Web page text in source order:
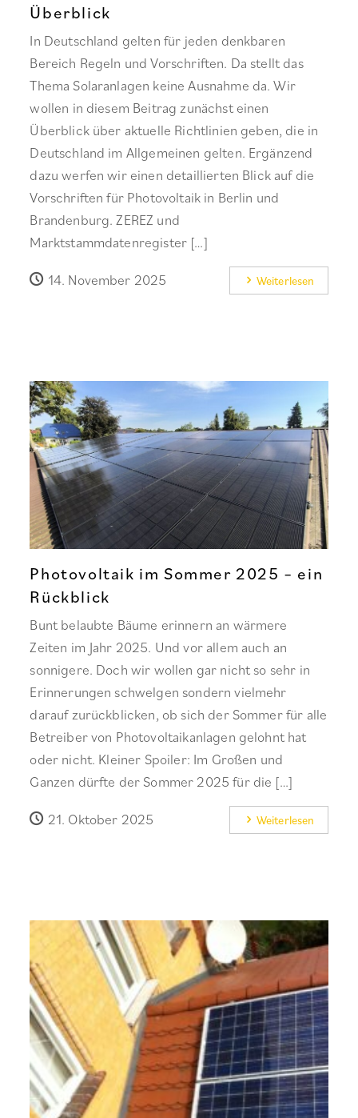
Überblick
In Deutschland gelten für jeden denkbaren
Bereich Regeln und Vorschriften. Da stellt das
Thema Solaranlagen keine Ausnahme da. Wir
wollen in diesem Beitrag zunächst einen
Überblick über aktuelle Richtlinien geben, die in
Deutschland im Allgemeinen gelten. Ergänzend
dazu werfen wir einen detaillierten Blick auf die
Vorschriften für Photovoltaik in Berlin und
Brandenburg. ZEREZ und
Marktstammdatenregister […]
14. November 2025 Weiterlesen
Photovoltaik im Sommer 2025 – ein
Rückblick
Bunt belaubte Bäume erinnern an wärmere
Zeiten im Jahr 2025. Und vor allem auch an
sonnigere. Doch wir wollen gar nicht so sehr in
Erinnerungen schwelgen sondern vielmehr
darauf zurückblicken, ob sich der Sommer für alle
Betreiber von Photovoltaikanlagen gelohnt hat
oder nicht. Kleiner Spoiler: Im Großen und
Ganzen dürfte der Sommer 2025 für die […]
21. Oktober 2025 Weiterlesen